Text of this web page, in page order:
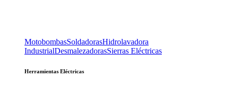
MotobombasSoldadorasHidrolavadora
IndustrialDesmalezadorasSierras Eléctricas
Herramientas Eléctricas